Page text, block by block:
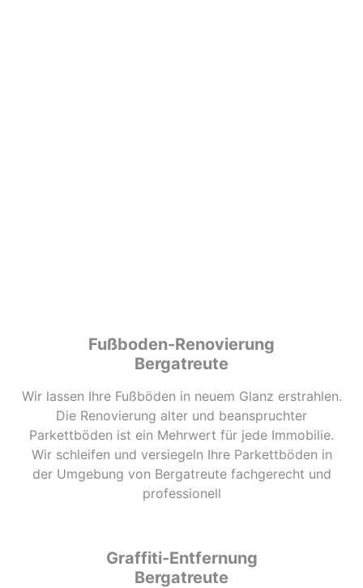
Fußboden-Renovierung
Bergatreute
Wir lassen Ihre Fußböden in neuem Glanz erstrahlen.
Die Renovierung alter und beanspruchter
Parkettböden ist ein Mehrwert für jede Immobilie.
Wir schleifen und versiegeln Ihre Parkettböden in
der Umgebung von Bergatreute fachgerecht und
professionell
Graffiti-Entfernung
Bergatreute